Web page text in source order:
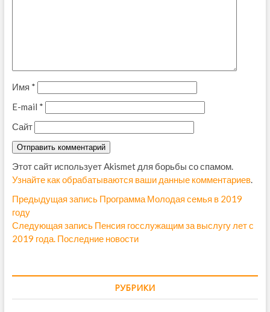
Имя *
E-mail *
Сайт
Этот сайт использует Akismet для борьбы со спамом.
Узнайте как обрабатываются ваши данные комментариев.
Н
а
в
г
а
Предыдущая запись П
е
д
у
Программа Молодая семья в 2019
году
Следующая запись С
л
у
Пенсия госслужащим за выслугу лет с
2019 года. Последние новости
РУБРИКИ